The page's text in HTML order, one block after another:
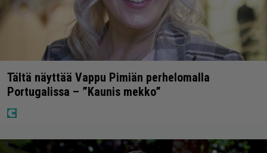
Tältä näyttää Vappu Pimiän perhelomalla
Portugalissa – ”Kaunis mekko”